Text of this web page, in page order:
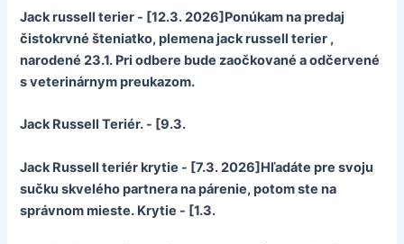
Jack russell terier - [12.3. 2026]Ponúkam na predaj
čistokrvné šteniatko, plemena jack russell terier ,
narodené 23.1. Pri odbere bude zaočkované a odčervené
s veterinárnym preukazom.
Jack Russell Teriér. - [9.3.
Jack Russell teriér krytie - [7.3. 2026]Hľadáte pre svoju
sučku skvelého partnera na párenie, potom ste na
správnom mieste. Krytie - [1.3.